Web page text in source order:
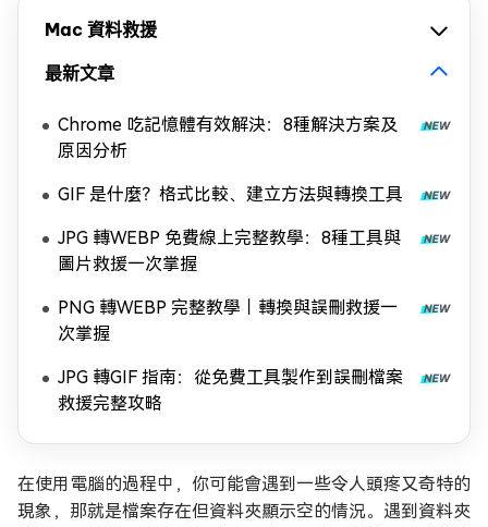
Mac 資料救援
最新文章
Chrome 吃記憶體有效解決：8種解決方案及
原因分析
GIF 是什麼？格式比較、建立方法與轉換工具
JPG 轉WEBP 免費線上完整教學：8種工具與
圖片救援一次掌握
PNG 轉WEBP 完整教學｜轉換與誤刪救援一
次掌握
JPG 轉GIF 指南：從免費工具製作到誤刪檔案
救援完整攻略
在使用電腦的過程中，你可能會遇到一些令人頭疼又奇特的
現象，那就是檔案存在但資料夾顯示空的情況。遇到資料夾